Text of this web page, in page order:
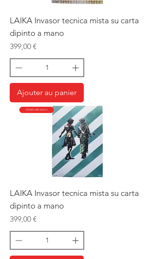
LAIKA Invasor tecnica mista su carta
dipinto a mano
Prix
399,00 €
Ajouter au panier
ESEMPLARE UNICO
LAIKA Invasor tecnica mista su carta
dipinto a mano
Prix
399,00 €